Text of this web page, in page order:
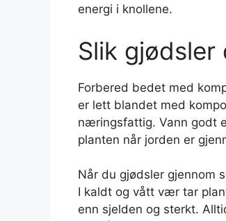
energi i knollene.
Slik gjødsler
Forbered bedet med
er lett blandet med
næringsfattig. Vann godt
planten når jorden er
Når du gjødsler gjennom
I kaldt og vått vær tar
enn sjelden og sterkt.